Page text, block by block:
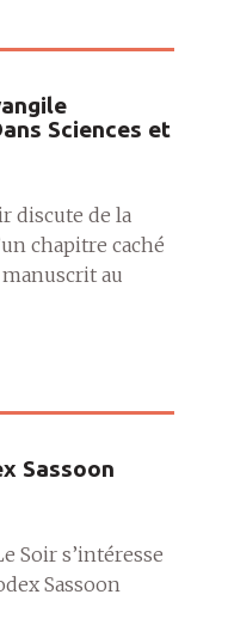
Sciences et
discute de la
chapitre caché
au
Sassoon
Soir s’intéresse
Sassoon